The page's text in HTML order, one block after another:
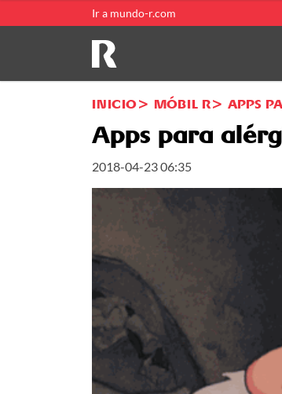
Ir a mundo-r.com
INICIO MÓBIL R APPS
Apps para
2018-04-23 06:35